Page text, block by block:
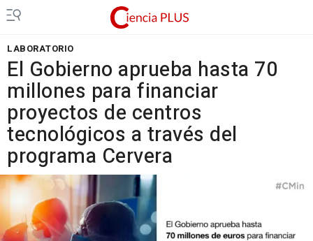
LABORATORIO
El Gobierno aprueba hasta 70
millones para financiar
proyectos de centros
tecnológicos a través del
programa Cervera